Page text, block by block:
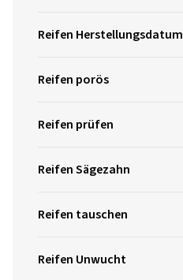
Reifen Herstellungsdatum
Reifen porös
Reifen prüfen
Reifen Sägezahn
Reifen tauschen
Reifen Unwucht